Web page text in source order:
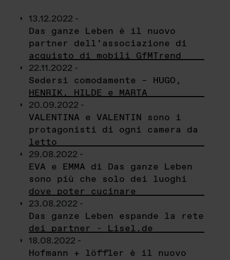
13.12.2022 -
Das ganze Leben è il nuovo
partner dell’associazione di
acquisto di mobili GfMTrend
22.11.2022 -
Sedersi comodamente – HUGO,
HENRIK, HILDE e MARTA
20.09.2022 -
VALENTINA e VALENTIN sono i
protagonisti di ogni camera da
letto
29.08.2022 -
EVA e EMMA di Das ganze Leben
sono più che solo dei luoghi
dove poter cucinare
23.08.2022 -
Das ganze Leben espande la rete
dei partner - Lisel.de
18.08.2022 -
Hofmann + löffler è il nuovo